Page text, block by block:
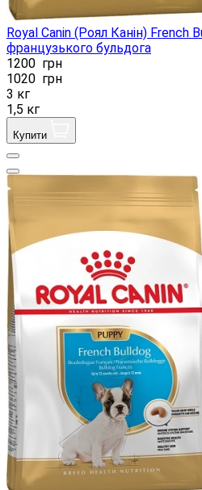
Royal Canin (Роял Канін)
французького бульдога
1200 грн
1020 грн
3 кг
1,5 кг
Купити